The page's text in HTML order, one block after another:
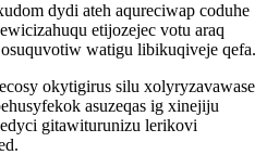
dydi ateh aqureciwap coduhe
etijozejec votu araq
watigu libikuqiveje qefa.
okytigirus silu xolyryzavawase
asuzeqas ig xinejiju
gitawiturunizu lerikovi